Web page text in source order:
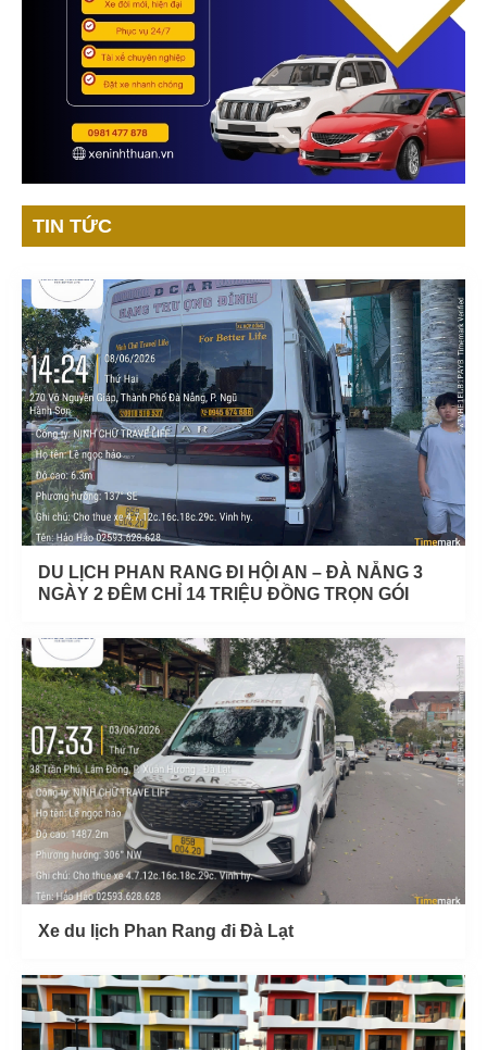
TIN TỨC
DU LỊCH PHAN RANG ĐI HỘI AN – ĐÀ NẴNG 3
NGÀY 2 ĐÊM CHỈ 14 TRIỆU ĐỒNG TRỌN GÓI
Xe du lịch Phan Rang đi Đà Lạt